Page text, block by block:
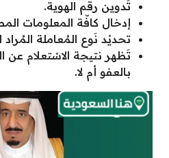
تَدوين رقم الهوية.
إدخال كافّة المعلومات
تحديْد نَوع المُعاملة المُراد
تَظهر نتيجة الاسْتعلام عن
بالعفو أم لا.